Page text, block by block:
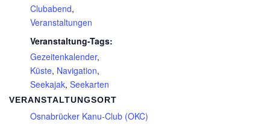
Clubabend,
Veranstaltungen
Veranstaltung-Tags:
Gezeitenkalender,
Küste, Navigation,
Seekajak, Seekarten
VERANSTALTUNGSORT
Osnabrücker Kanu-Club (OKC)